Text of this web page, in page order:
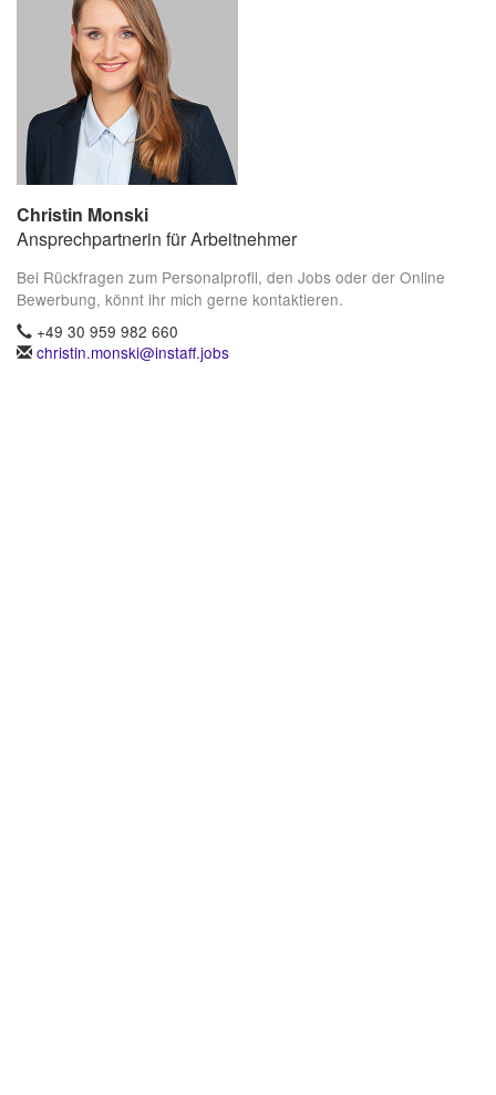
Christin Monski
Ansprechpartnerin für Arbeitnehmer
Bei Rückfragen zum Personalprofil, den Jobs oder der Online
Bewerbung, könnt ihr mich gerne kontaktieren.
+49 30 959 982 660
christin.monski@instaff.jobs